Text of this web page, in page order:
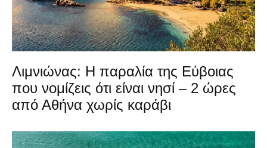
Λιμνιώνας: Η παραλία της Εύβοιας
που νομίζεις ότι είναι νησί – 2 ώρες
από Αθήνα χωρίς καράβι